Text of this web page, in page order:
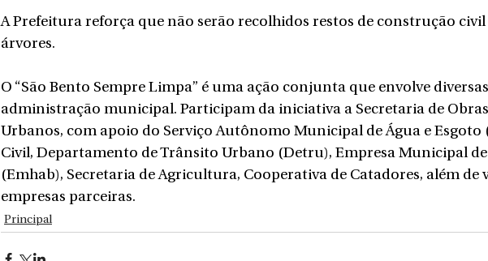
A Prefeitura reforça que não serão recolhidos restos de construção civil
árvores.
O “São Bento Sempre Limpa” é uma ação conjunta que envolve
administração municipal. Participam da iniciativa a Secretaria de Obras
Urbanos, com apoio do Serviço Autônomo Municipal de Água e Esgoto
Civil, Departamento de Trânsito Urbano (Detru), Empresa Municipal
(Emhab), Secretaria de Agricultura, Cooperativa de Catadores, além de
empresas parceiras.
Principal